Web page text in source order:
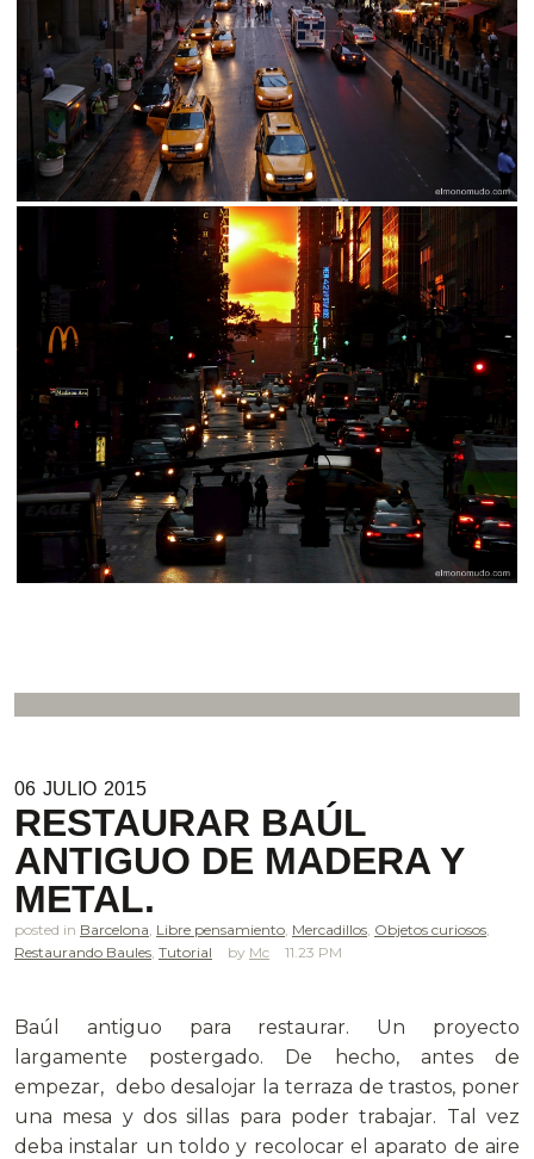
06 JULIO 2015
RESTAURAR BAÚL
ANTIGUO DE MADERA Y
METAL.
posted in Barcelona Libre pensamiento Mercadillos Objetos curiosos
Restaurando Baules Tutorial Mc 11.23 PM
Baúl antiguo para restaurar. Un proyecto
largamente postergado. De hecho, antes de
empezar, debo desalojar la terraza de trastos, poner
una mesa y dos sillas para poder trabajar. Tal vez
deba instalar un toldo y recolocar el aparato de aire